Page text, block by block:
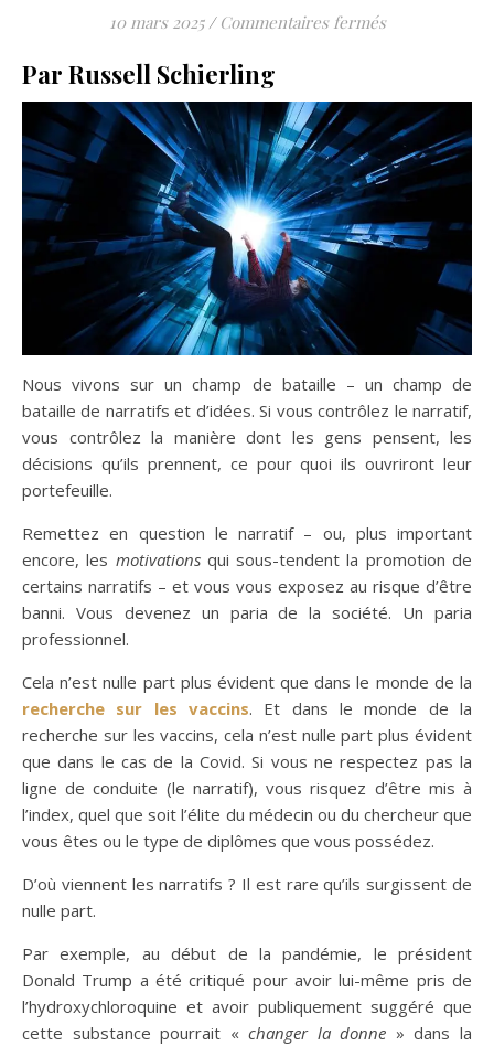
10 mars 2025 / Commentaires ferméssur Du
Par Russell Schierling
Nous vivons sur un champ de bataille – un champ de
bataille de narratifs et d’idées. Si vous contrôlez le narratif,
vous contrôlez la manière dont les gens pensent, les
décisions qu’ils prennent, ce pour quoi ils ouvriront leur
portefeuille.
Remettez en question le narratif – ou, plus important
encore, les motivations qui sous-tendent la promotion de
certains narratifs – et vous vous exposez au risque d’être
banni. Vous devenez un paria de la société. Un paria
professionnel.
Cela n’est nulle part plus évident que dans le monde de la
recherche sur les vaccins. Et dans le monde de la
recherche sur les vaccins, cela n’est nulle part plus évident
que dans le cas de la Covid. Si vous ne respectez pas la
ligne de conduite (le narratif), vous risquez d’être mis à
l’index, quel que soit l’élite du médecin ou du chercheur que
vous êtes ou le type de diplômes que vous possédez.
D’où viennent les narratifs ? Il est rare qu’ils surgissent de
nulle part.
Par exemple, au début de la pandémie, le président
Donald Trump a été critiqué pour avoir lui-même pris de
l’hydroxychloroquine et avoir publiquement suggéré que
cette substance pourrait «changer la donne » dans la